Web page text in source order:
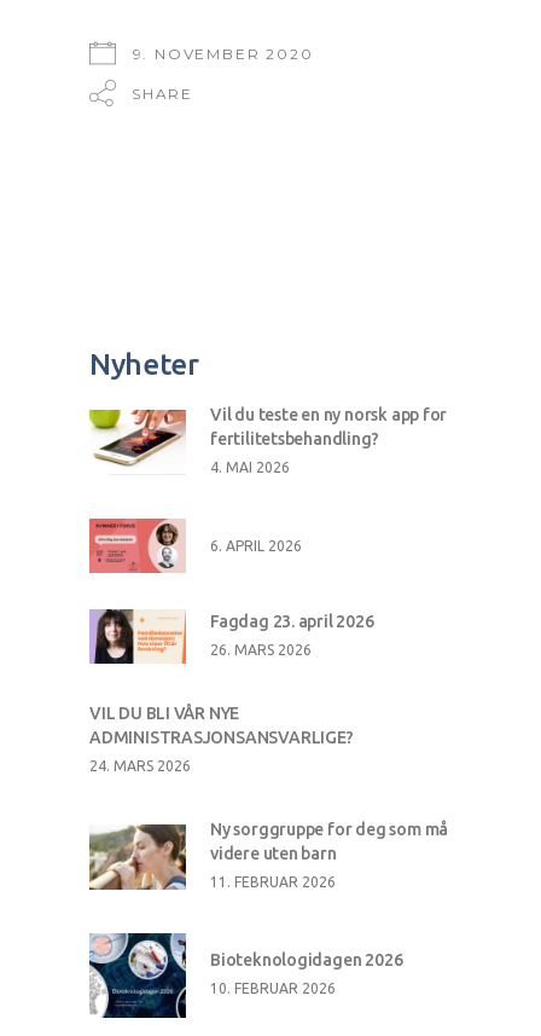
9. NOVEMBER 2020
SHARE
Nyheter
Vil du teste en ny norsk app for
fertilitetsbehandling?
4. MAI 2026
6. APRIL 2026
Fagdag 23. april 2026
26. MARS 2026
VIL DU BLI VÅR NYE
ADMINISTRASJONSANSVARLIGE?
24. MARS 2026
Ny sorggruppe for deg som må
videre uten barn
11. FEBRUAR 2026
Bioteknologidagen 2026
10. FEBRUAR 2026